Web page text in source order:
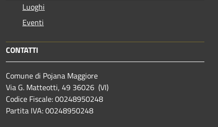
Luoghi
Eventi
CONTATTI
Comune di Pojana Maggiore
Via G. Matteotti, 49 36026 (VI)
Codice Fiscale: 00248950248
Partita IVA: 00248950248